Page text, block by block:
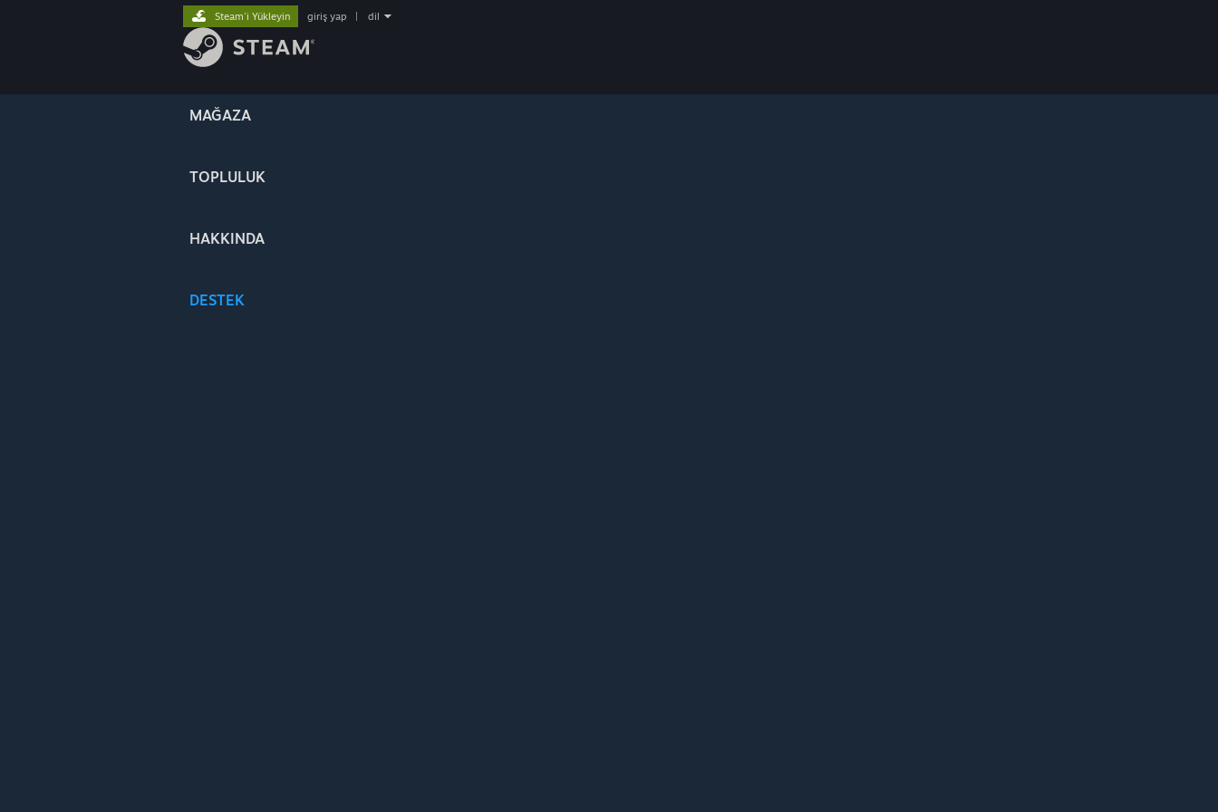
MAĞAZA
TOPLULUK
HAKKINDA
DESTEK
Steam'i Yükleyin giriş yap dil